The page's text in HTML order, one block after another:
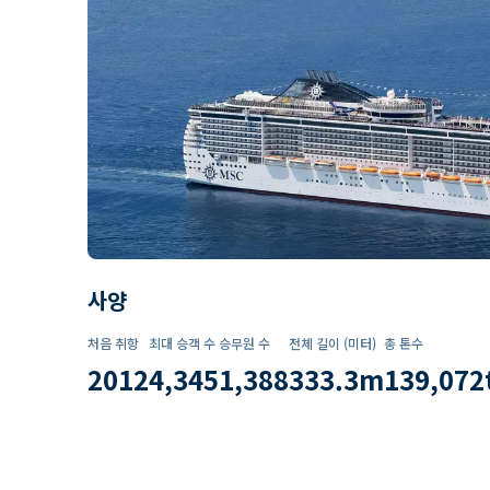
사양
처음 취항
2012
최대 승객 수
4,345
승무원 수
1,388
전체 길이 (미터)
333.3m
총 톤수
139,072